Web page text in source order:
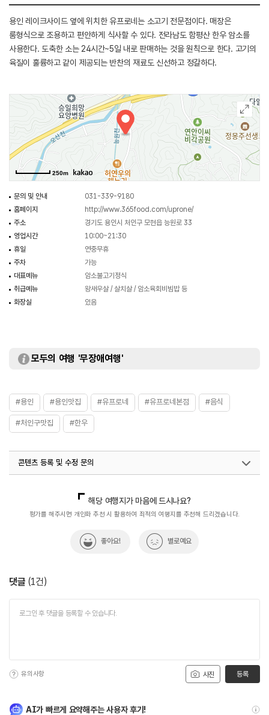
용인 레이크사이드 옆에 위치한 유프로네는 소고기 전문점이다. 매장은
룸형식으로 조용하고 편안하게 식사할 수 있다. 전라남도 함평산 한우 암소를
사용한다. 도축한 소는 24시간~5일 내로 판매하는 것을 원칙으로 한다. 고기의
육질이 훌륭하고 같이 제공되는 반찬의 재료도 신선하고 정갈하다.
250m
문의 및 안내
031-339-9180
홈페이지
http://www.365food.com/uprone/
주소
경기도 용인시 처인구 모현읍 능원로 33
영업시간
10:00~21:30
휴일
연중무휴
주차
가능
대표메뉴
암소불고기정식
취급메뉴
왕새우살 / 살치살 / 암소육회비빔밥 등
화장실
있음
모두의 여행 '무장애여행'
#용인 #용인맛집 #유프로네 #유프로네본점 #음식
#처인구맛집 #한우
콘텐츠 등록 및 수정 문의
해당 여행지가 마음에 드시나요?
평가를 해주시면 개인화 추천 시 활용하여 최적의 여행지를 추천해 드리겠습니다.
좋아요! 별로예요
댓글 (1건)
사진
유의사항 등록
AI가 빠르게 요약해주는 사용자 후기!